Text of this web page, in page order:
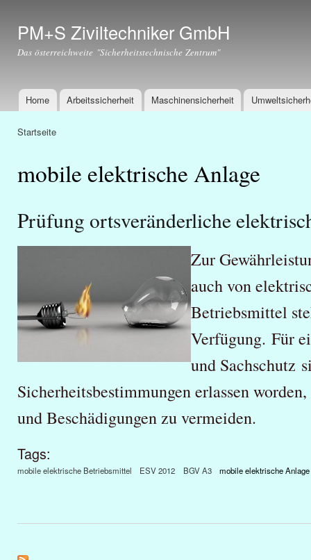
PM+S Ziviltechniker GmbH
Das österreichweite "Sicherheitstechnische Zentrum"
Hauptmenü
Home Arbeitssicherheit Maschinensicherheit
Startseite
mobile elektrische Anlage
Prüfung ortsveränderliche
Zur
auch von
Betriebsmittel
Verfügung. Für
und Sachschutz
Sicherheitsbestimmungen erlassen
und Beschädigungen zu vermeiden.
Tags:
mobile elektrische Betriebsmittel ESV 2012 BGV A3 mobile elektrische Anlage